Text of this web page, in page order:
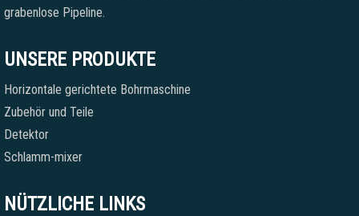
grabenlose Pipeline.
UNSERE PRODUKTE
Horizontale gerichtete Bohrmaschine
Zubehör und Teile
Detektor
Schlamm-mixer
NÜTZLICHE LINKS